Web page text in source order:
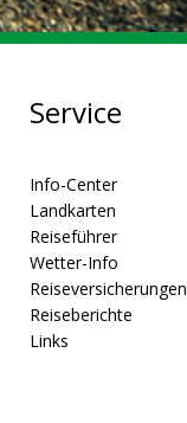
Service
Info-Center
Landkarten
Reiseführer
Wetter-Info
Reiseversicherungen
Reiseberichte
Links